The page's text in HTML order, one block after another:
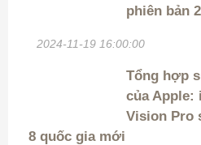
phiên bản
2024-11-19 16:00:00
Tổng hợp
của Apple:
Vision Pro
8 quốc gia mới